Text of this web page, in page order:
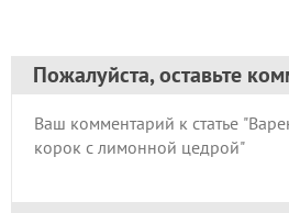
Пожалуйста, оставьте